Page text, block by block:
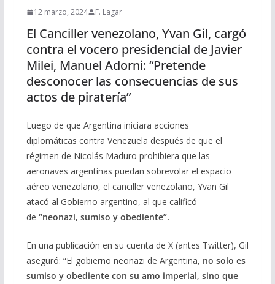
12 marzo, 2024 F. Lagar
El Canciller venezolano, Yvan Gil, cargó
contra el vocero presidencial de Javier
Milei, Manuel Adorni: “Pretende
desconocer las consecuencias de sus
actos de piratería”
Luego de que Argentina iniciara acciones
diplomáticas contra Venezuela después de que el
régimen de Nicolás Maduro prohibiera que las
aeronaves argentinas puedan sobrevolar el espacio
aéreo venezolano, el canciller venezolano, Yvan Gil
atacó al Gobierno argentino, al que calificó
de “neonazi, sumiso y obediente”.
En una publicación en su cuenta de X (antes Twitter), Gil
aseguró: “El gobierno neonazi de Argentina, no solo es
sumiso y obediente con su amo imperial, sino que